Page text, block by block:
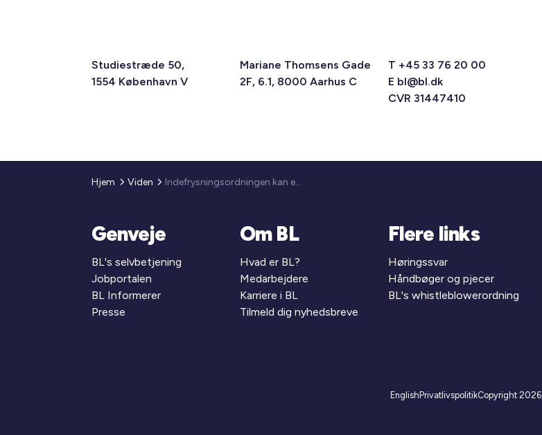
Studiestræde 50,
1554 København V
Mariane Thomsens Gade
2F, 6.1, 8000 Aarhus C
T +45 33 76 20 00
E bl@bl.dk
CVR 31447410
Hjem Viden Indefrysningsordningen kan endnu ikke videreføres til beboerne
Genveje
BL's selvbetjening
Jobportalen
BL Informerer
Presse
Om BL
Hvad er BL?
Medarbejdere
Karriere i BL
Tilmeld dig nyhedsbreve
Flere links
Høringssvar
Håndbøger og pjecer
BL's whistleblowerordning
EnglishPrivatlivspolitikCopyright 2026